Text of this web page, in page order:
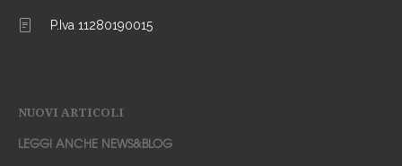
P.Iva 11280190015
NUOVI ARTICOLI
LEGGI ANCHE NEWS&BLOG